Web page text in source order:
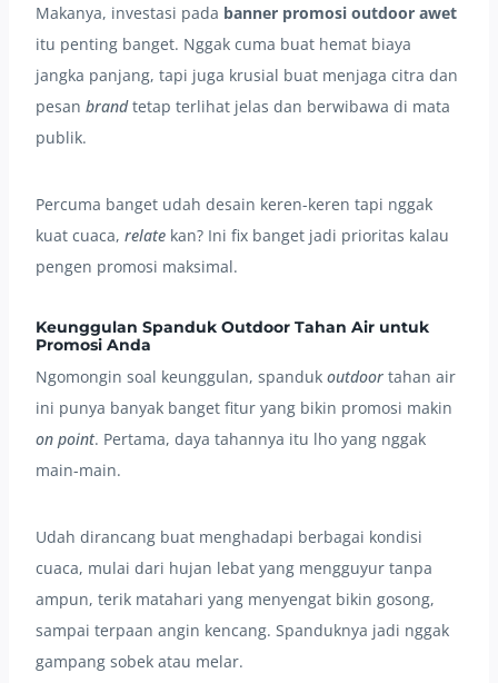
Makanya, investasi pada banner promosi outdoor awet
itu penting banget. Nggak cuma buat hemat biaya
jangka panjang, tapi juga krusial buat menjaga citra dan
pesan brandtetap terlihat jelas dan berwibawa di mata
publik.
Percuma banget udah desain keren-keren tapi nggak
kuat cuaca, relate kan? Ini fix banget jadi prioritas kalau
pengen promosi maksimal.
Keunggulan Spanduk Outdoor Tahan Air untuk
Promosi Anda
Ngomongin soal keunggulan, spanduk outdoor tahan air
ini punya banyak banget fitur yang bikin promosi makin
on point. Pertama, daya tahannya itu lho yang nggak
main-main.
Udah dirancang buat menghadapi berbagai kondisi
cuaca, mulai dari hujan lebat yang mengguyur tanpa
ampun, terik matahari yang menyengat bikin gosong,
sampai terpaan angin kencang. Spanduknya jadi nggak
gampang sobek atau melar.